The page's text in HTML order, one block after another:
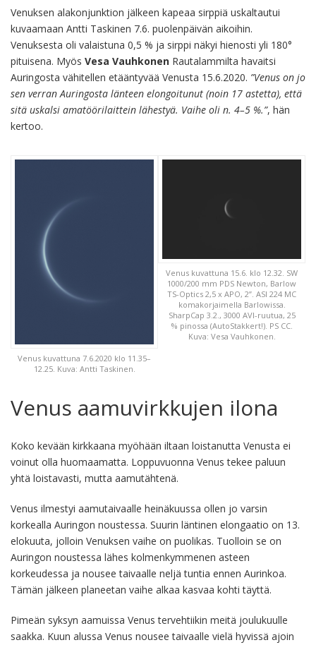
Venuksen alakonjunktion jälkeen kapeaa sirppiä uskaltautui
kuvaamaan Antti Taskinen 7.6. puolenpäivän aikoihin.
Venuksesta oli valaistuna 0,5 % ja sirppi näkyi hienosti yli 180°
pituisena. Myös Vesa Vauhkonen Rautalammilta havaitsi
Auringosta vähitellen etääntyvää Venusta 15.6.2020. ”Venus on jo
sen verran Auringosta länteen elongoitunut (noin 17 astetta), että
sitä uskalsi amatöörilaittein lähestyä. Vaihe oli n. 4–5 %.”, hän
kertoo.
Venus kuvattuna 7.6.2020 klo 11.35–
12.25. Kuva: Antti Taskinen.
Venus kuvattuna 15.6. klo 12.32. SW
1000/200 mm PDS Newton, Barlow
TS-Optics 2,5 x APO, 2”. ASI 224 MC
komakorjaimella Barlowissa.
SharpCap 3.2., 3000 AVI-ruutua, 25
% pinossa (AutoStakkert!). PS CC.
Kuva: Vesa Vauhkonen.
Venus aamuvirkkujen ilona
Koko kevään kirkkaana myöhään iltaan loistanutta Venusta ei
voinut olla huomaamatta. Loppuvuonna Venus tekee paluun
yhtä loistavasti, mutta aamutähtenä.
Venus ilmestyi aamutaivaalle heinäkuussa ollen jo varsin
korkealla Auringon noustessa. Suurin läntinen elongaatio on 13.
elokuuta, jolloin Venuksen vaihe on puolikas. Tuolloin se on
Auringon noustessa lähes kolmenkymmenen asteen
korkeudessa ja nousee taivaalle neljä tuntia ennen Aurinkoa.
Tämän jälkeen planeetan vaihe alkaa kasvaa kohti täyttä.
Pimeän syksyn aamuissa Venus tervehtiikin meitä joulukuulle
saakka. Kuun alussa Venus nousee taivaalle vielä hyvissä ajoin